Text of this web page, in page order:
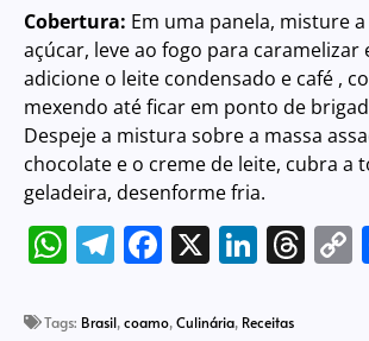
Cobertura: Em uma panela, misture
açúcar, leve ao fogo para caramelizar
adicione o leite condensado e café ,
mexendo até ficar em ponto de
Despeje a mistura sobre a massa
chocolate e o creme de leite, cubra a
geladeira, desenforme fria.
WhatsApp
Telegram
Facebook
X
Tags: Brasil,coamo,Culinária, Receitas